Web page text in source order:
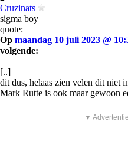
Cruzinats
sigma boy
quote:
Op maandag 10 juli 2023 @
volgende:
[..]
dit dus, helaas zien velen dit niet
Mark Rutte is ook maar gewoon
▼